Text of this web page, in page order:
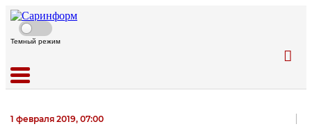
Темный режим
1 февраля 2019, 07:00